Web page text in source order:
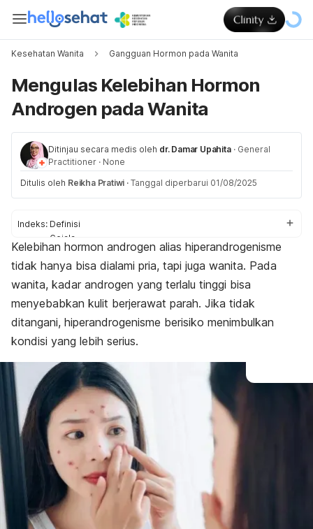
Kesehatan Wanita Gangguan Hormon pada Wanita
Mengulas Kelebihan Hormon
Androgen pada Wanita
Ditinjau secara medis oleh dr. Damar Upahita · General
Practitioner · None
Ditulis oleh Reikha Pratiwi · Tanggal diperbarui 01/08/2025
Indeks: Definisi
Gejala
Penyebab
Diagnosis
Komplikasi
Kelebihan hormon androgen alias hiperandrogenisme
tidak hanya bisa dialami pria, tapi juga wanita. Pada
wanita, kadar androgen yang terlalu tinggi bisa
menyebabkan kulit berjerawat parah. Jika tidak
ditangani, hiperandrogenisme berisiko menimbulkan
kondisi yang lebih serius.